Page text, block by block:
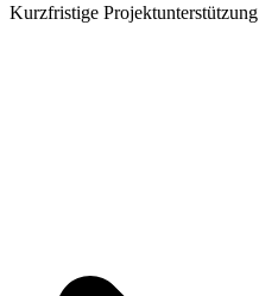
Kurzfristige Projektunterstützung